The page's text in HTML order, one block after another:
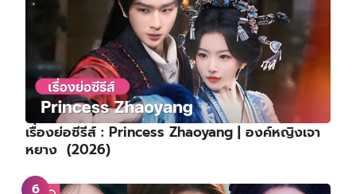
เรื่องย่อซีรีส์ : Princess Zhaoyang | องค์หญิงเจา
หยาง (2026)